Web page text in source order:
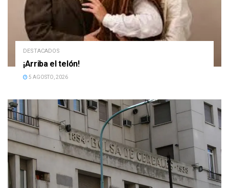
DESTACADOS
¡Arriba el telón!
5 AGOSTO, 2026